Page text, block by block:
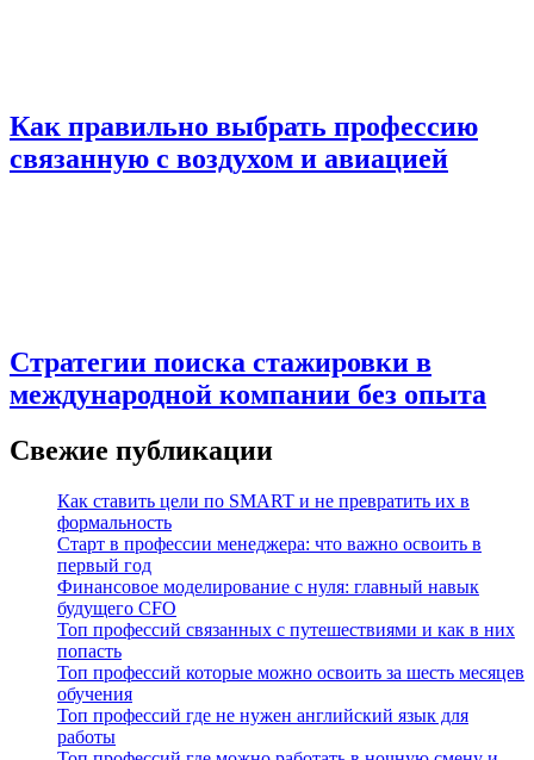
Как правильно выбрать профессию
связанную с воздухом и авиацией
Стратегии поиска стажировки в
международной компании без опыта
Свежие публикации
Как ставить цели по SMART и не превратить их в
формальность
Старт в профессии менеджера: что важно освоить в
первый год
Финансовое моделирование с нуля: главный навык
будущего CFO
Топ профессий связанных с путешествиями и как в них
попасть
Топ профессий которые можно освоить за шесть месяцев
обучения
Топ профессий где не нужен английский язык для
работы